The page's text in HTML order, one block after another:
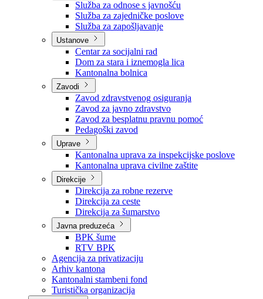
Službe
Služba za odnose s javnošću
Služba za zajedničke poslove
Služba za zapošljavanje
Ustanove
Centar za socijalni rad
Dom za stara i iznemogla lica
Kantonalna bolnica
Zavodi
Zavod zdravstvenog osiguranja
Zavod za javno zdravstvo
Zavod za besplatnu pravnu pomoć
Pedagoški zavod
Uprave
Kantonalna uprava za inspekcijske poslove
Kantonalna uprava civilne zaštite
Direkcije
Direkcija za robne rezerve
Direkcija za ceste
Direkcija za šumarstvo
Javna preduzeća
BPK šume
RTV BPK
Agencija za privatizaciju